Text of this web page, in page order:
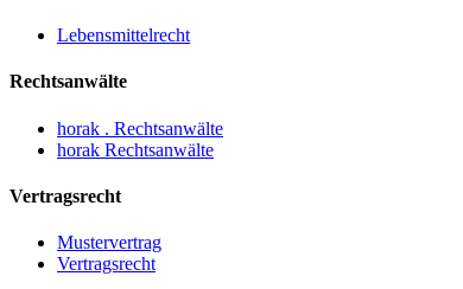
Lebensmittelrecht
Rechtsanwälte
horak . Rechtsanwälte
horak Rechtsanwälte
Vertragsrecht
Mustervertrag
Vertragsrecht